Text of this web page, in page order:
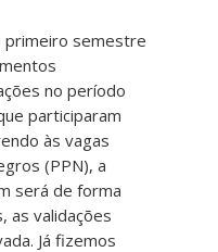
primeiro semestre
no período
participaram
às vagas
(PPN), a
será de forma
as validações
Já fizemos